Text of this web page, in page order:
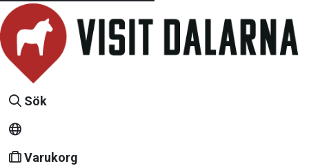
Sök
Varukorg